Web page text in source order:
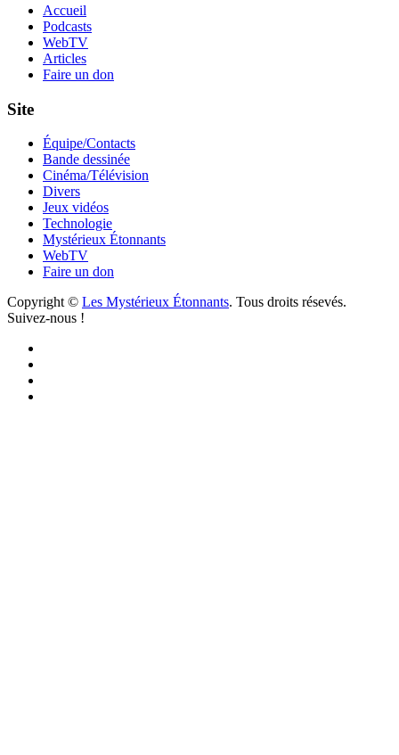
Accueil
Podcasts
WebTV
Articles
Faire un don
Site
Équipe/Contacts
Bande dessinée
Cinéma/Télévision
Divers
Jeux vidéos
Technologie
Mystérieux Étonnants
WebTV
Faire un don
Copyright © Les Mystérieux Étonnants. Tous droits résevés.
Suivez-nous !